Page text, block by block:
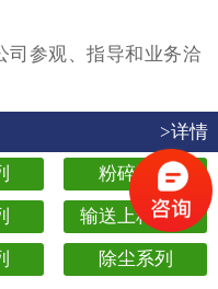
司参观、指导和业务洽
>详情
粉碎系列
输送上料系列
除尘系列